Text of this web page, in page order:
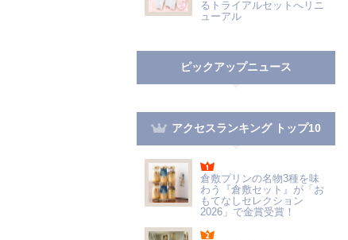
るトライアルセットへリニ
ューアル
ピックアップニュース
アクセスランキング トップ10
倉敷プリンの名物3種を味
わう『倉敷セット』が「お
もてなしセレクション
2026」で金賞受賞！